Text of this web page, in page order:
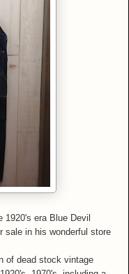
1920's era Blue Devil
sale in his wonderful store
of dead stock vintage